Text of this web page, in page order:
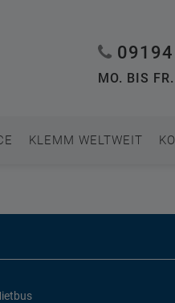
MO. BIS
KLEMM WELTWEIT